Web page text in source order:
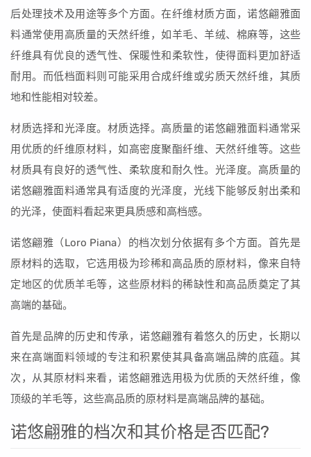
后处理技术及用途等多个方面。在纤维材质方面，诺悠翩雅面
料通常使用高质量的天然纤维，如羊毛、羊绒、棉麻等，这些
纤维具有优良的透气性、保暖性和柔软性，使得面料更加舒适
耐用。而低档面料则可能采用合成纤维或劣质天然纤维，其质
地和性能相对较差。
材质选择和光泽度。材质选择。高质量的诺悠翩雅面料通常采
用优质的纤维原材料，如高密度聚酯纤维、天然纤维等。这些
材质具有良好的透气性、柔软度和耐久性。光泽度。高质量的
诺悠翩雅面料通常具有适度的光泽度，光线下能够反射出柔和
的光泽，使面料看起来更具质感和高档感。
诺悠翩雅（Loro Piana）的档次划分依据有多个方面。首先是
原材料的选取，它选用极为珍稀和高品质的原材料，像来自特
定地区的优质羊毛等，这些原材料的稀缺性和高品质奠定了其
高端的基础。
首先是品牌的历史和传承，诺悠翩雅有着悠久的历史，长期以
来在高端面料领域的专注和积累使其具备高端品牌的底蕴。其
次，从其原材料来看，诺悠翩雅选用极为优质的天然纤维，像
顶级的羊毛等，这些高品质的原材料是高端品牌的基础。
诺悠翩雅的档次和其价格是否匹配?